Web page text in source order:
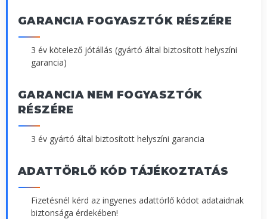
GARANCIA FOGYASZTÓK RÉSZÉRE
3 év kötelező jótállás (gyártó által biztosított helyszíni
garancia)
GARANCIA NEM FOGYASZTÓK
RÉSZÉRE
3 év gyártó által biztosított helyszíni garancia
ADATTÖRLŐ KÓD TÁJÉKOZTATÁS
Fizetésnél kérd az ingyenes adattörlő kódot adataidnak
biztonsága érdekében!